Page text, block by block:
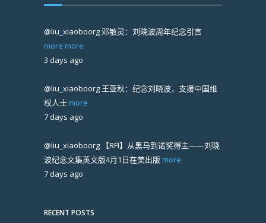
@liu_xiaoboorg邓敏灵：刘晓波周年纪念引言
more more
3 days ago
@liu_xiaoboorg 王亚秋：纪念刘晓波，支援中国维
权人士 more
7 days ago
@liu_xiaoboorg 【RFI】从黑马到诺奖得主——刘晓
波纪念文集英文版4月1日在美出版 more
7 days ago
RECENT POSTS